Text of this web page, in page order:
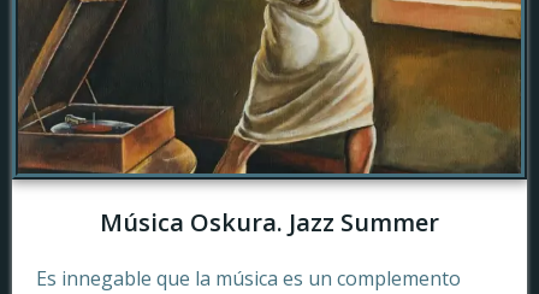
Música Oskura. Jazz Summer
Es innegable que la música es un complemento